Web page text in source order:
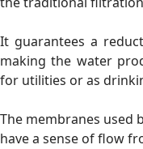
It guarantees a
making the water
for utilities or as
The membranes used
have a sense of flow